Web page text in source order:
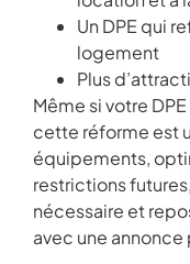
Un DPE qui
logement
Plus
Même si votre
cette réforme est
équipements,
restrictions
nécessaire et
avec une